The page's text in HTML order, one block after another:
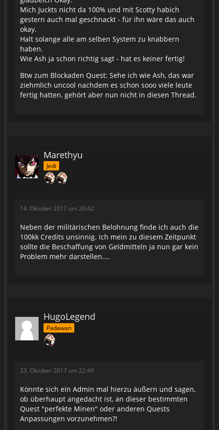
Mich Juckts nicht da 100% und mit Scotty habich
gestern auch mal geschnackt - für ihn wäre das auch
okay.
Halt solange alle am selben System zu knabbern
haben.
Wie Ash ja schon richtig sagt - hat es keiner fertig!
Btw zum Blockaden Quest: Sehe ich wie Ash, das war
ziehmlich uncool nachdem es schon sooo viele leute
fertig hatten, gehört aber nun nicht in diesen Thread.
Marethyu
Jedi
14. Oktober 2017 um 20:42
Neben der militärischen Belohnung finde ich auch die
100kk Credits unsinnig. Ich mein zu diesem Zeitpunkt
sollte die Beschaffung von Geldmitteln ja nun gar kein
Problem mehr darstellen....
HugoLegend
Padawan
23. Oktober 2017 um 22:49
Könnte sich ein Admin mal hierzu äußern und sagen,
ob überhaupt angedacht ist, an dieser bestimmten
Quest "perfekte Minen" oder anderen Quests
Anpassungen vorzunehmen?!